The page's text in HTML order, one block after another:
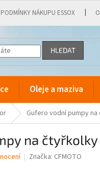
PODMÍNKY NÁKUPU ESSOX
HLEDAT
Oleje a maziva
Gufero vodní pumpy
na
Značka: CFMOTO